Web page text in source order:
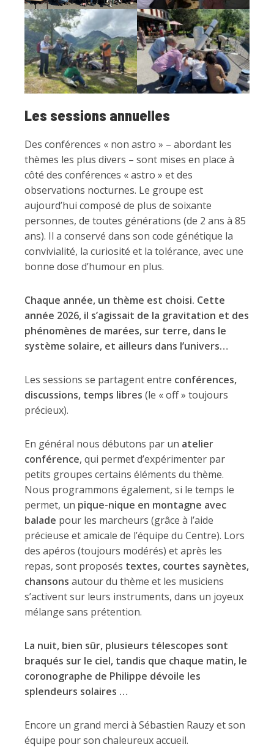
Les sessions annuelles
Des conférences « non astro » – abordant les
thèmes les plus divers – sont mises en place à
côté des conférences « astro » et des
observations nocturnes. Le groupe est
aujourd’hui composé de plus de soixante
personnes, de toutes générations (de 2 ans à 85
ans). Il a conservé dans son code génétique la
convivialité, la curiosité et la tolérance, avec une
bonne dose d’humour en plus.
Chaque année, un thème est choisi. Cette
année 2026, il s’agissait de la gravitation et des
phénomènes de marées, sur terre, dans le
système solaire, et ailleurs dans l’univers…
Les sessions se partagent entre conférences,
discussions, temps libres (le « off » toujours
précieux).
En général nous débutons par un atelier
conférence, qui permet d’expérimenter par
petits groupes certains éléments du thème.
Nous programmons également, si le temps le
permet, un pique-nique en montagne avec
balade pour les marcheurs (grâce à l’aide
précieuse et amicale de l’équipe du Centre). Lors
des apéros (toujours modérés) et après les
repas, sont proposés textes, courtes saynètes,
chansons autour du thème et les musiciens
s’activent sur leurs instruments, dans un joyeux
mélange sans prétention.
La nuit, bien sûr, plusieurs télescopes sont
braqués sur le ciel, tandis que chaque matin, le
coronographe de Philippe dévoile les
splendeurs solaires …
Encore un grand merci à Sébastien Rauzy et son
équipe pour son chaleureux accueil.